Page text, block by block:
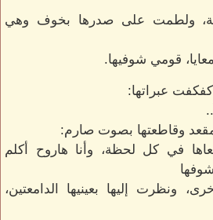
ولطمت على صدرها بخوف وهي
قومي شوفيها.
عبراتها:
وقاطعتها بصوت صارم:
في كل لحظة، وأنا هاروح أكلم
ونظرت إليها بعينيها الدامعتين،